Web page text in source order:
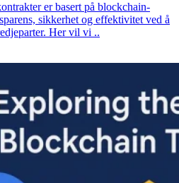
er basert på blockchain-
sikkerhet og effektivitet ved å
Her vil vi ..